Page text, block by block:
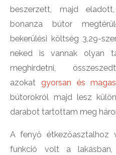
beszerzett, majd
bonanza bútor
bekerülési költség 3,29-
neked is vannak olyan
meghirdetni,
azokat gyorsan és
bútorokról majd lesz
darabot tartottam meg
A fenyő étkezőasztalhoz
funkció volt a